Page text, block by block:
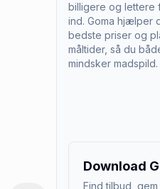
billigere og lettere
ind. Goma hjælper
bedste priser og
måltider, så du
mindsker madspild.
Download
Find tilbud,